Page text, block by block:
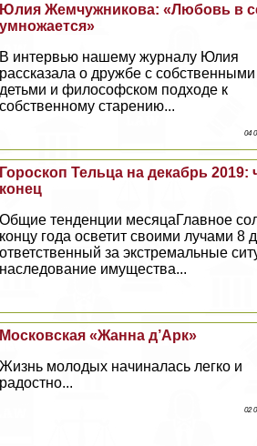
Юлия Жемчужникова: «Любовь в
умножается»
В интервью нашему журналу Юлия
рассказала о дружбе с собственными
детьми и философском подходе к
собственному старению...
04
Гороскоп Тельца на декабрь 2019:
конец
Общие тенденции месяцаГлавное
концу года осветит своими лучами 8
ответственный за экстремальные
наследование имущества...
Московская «Жанна д’Арк»
Жизнь молодых начиналась легко и
радостно...
02